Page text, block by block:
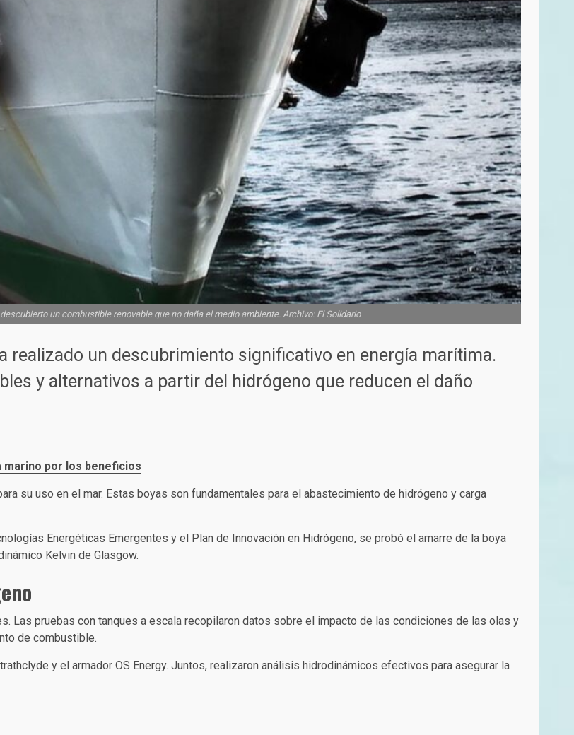
un combustible renovable que no daña el medio ambiente. Archivo: El Solidario
realizado un descubrimiento significativo en energía marítima.
y alternativos a partir del hidrógeno que reducen el daño
por los beneficios
su uso en el mar. Estas boyas son fundamentales para el abastecimiento de hidrógeno y carga
Energéticas Emergentes y el Plan de Innovación en Hidrógeno, se probó el amarre de la boya
Kelvin de Glasgow.
Las pruebas con tanques a escala recopilaron datos sobre el impacto de las condiciones de las olas y
de combustible.
y el armador OS Energy. Juntos, realizaron análisis hidrodinámicos efectivos para asegurar la